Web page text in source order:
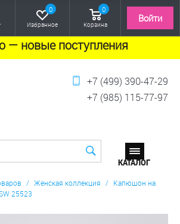
0
Избранное
0
Корзина
Войти
— новые поступления
+7 (499) 390-47-29
+7 (985) 115-77-97
/ Женская коллекция / Капюшон на
25523